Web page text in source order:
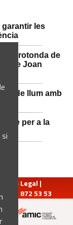
garantir les
a la rotonda de
Joan
de llum amb
per a la
Avís Legal |
93 872 53 53